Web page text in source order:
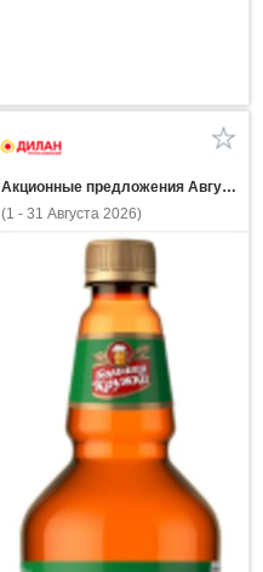
Акционные предложения Августа
(1 - 31 Августа 2026)